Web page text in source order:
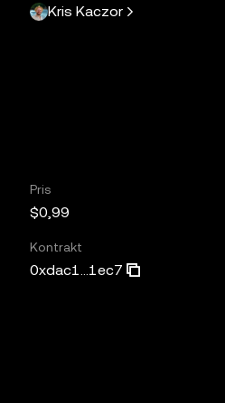
Kris Kaczor
Ventures, Curiosity
Pris
$0,99
Kontrakt
0xdac1...1ec7